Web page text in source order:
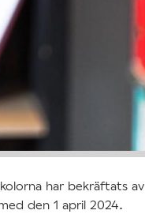
har bekräftats av
den 1 april 2024.